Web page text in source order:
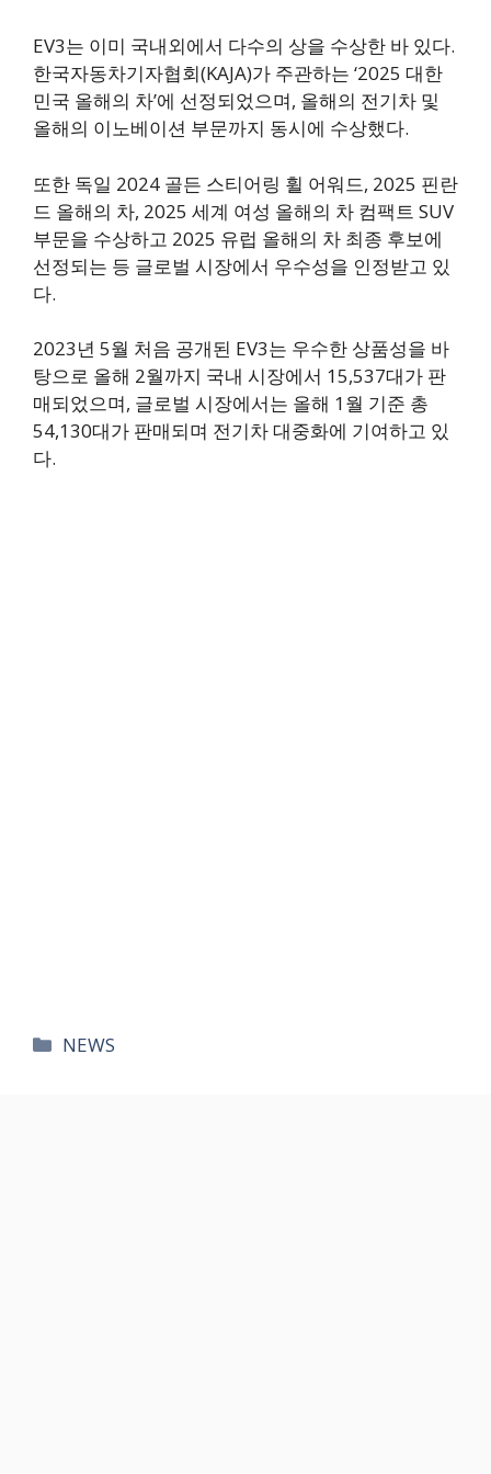
EV3는 이미 국내외에서 다수의 상을 수상한 바 있다.
한국자동차기자협회(KAJA)가 주관하는 ‘2025 대한
민국 올해의 차’에 선정되었으며, 올해의 전기차 및
올해의 이노베이션 부문까지 동시에 수상했다.
또한 독일 2024 골든 스티어링 휠 어워드, 2025 핀란
드 올해의 차, 2025 세계 여성 올해의 차 컴팩트 SUV
부문을 수상하고 2025 유럽 올해의 차 최종 후보에
선정되는 등 글로벌 시장에서 우수성을 인정받고 있
다.
2023년 5월 처음 공개된 EV3는 우수한 상품성을 바
탕으로 올해 2월까지 국내 시장에서 15,537대가 판
매되었으며, 글로벌 시장에서는 올해 1월 기준 총
54,130대가 판매되며 전기차 대중화에 기여하고 있
다.
카
NEWS